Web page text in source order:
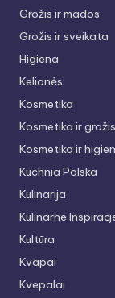
Grožis ir mados
Grožis ir sveikata
Higiena
Kelionės
Kosmetika
Kosmetika ir grožis
Kosmetika ir
Kuchnia Polska
Kulinarija
Kulinarne
Kultūra
Kvapai
Kvepalai